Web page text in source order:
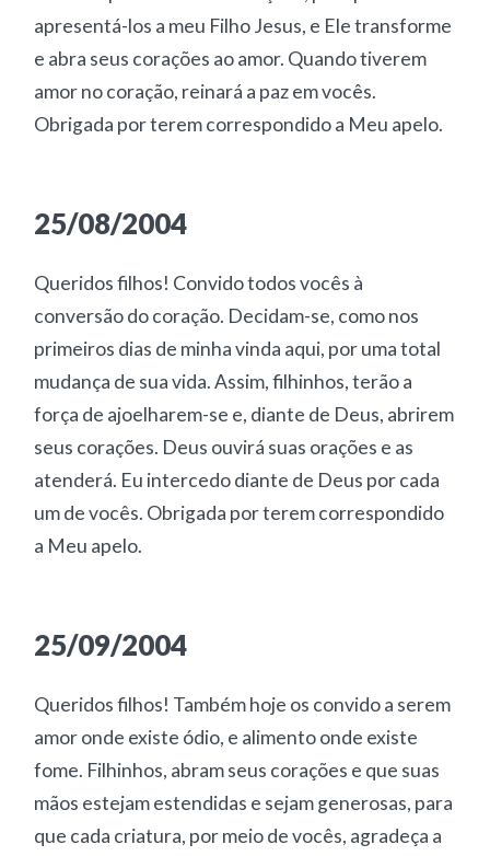
apresentá-los a meu Filho Jesus, e Ele transforme
e abra seus corações ao amor. Quando tiverem
amor no coração, reinará a paz em vocês.
Obrigada por terem correspondido a Meu apelo.
25/08/2004
Queridos filhos! Convido todos vocês à
conversão do coração. Decidam-se, como nos
primeiros dias de minha vinda aqui, por uma total
mudança de sua vida. Assim, filhinhos, terão a
força de ajoelharem-se e, diante de Deus, abrirem
seus corações. Deus ouvirá suas orações e as
atenderá. Eu intercedo diante de Deus por cada
um de vocês. Obrigada por terem correspondido
a Meu apelo.
25/09/2004
Queridos filhos! Também hoje os convido a serem
amor onde existe ódio, e alimento onde existe
fome. Filhinhos, abram seus corações e que suas
mãos estejam estendidas e sejam generosas, para
que cada criatura, por meio de vocês, agradeça a